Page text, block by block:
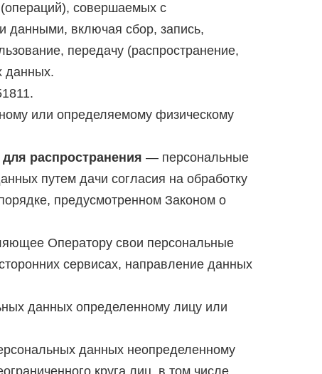
совершаемых с
данными, включая сбор, запись,
передачу (распространение,
данных.
или определяемому физическому
распространения — персональные
путем дачи согласия на обработку
предусмотренном Законом о
Оператору свои персональные
сервисах, направление данных
данных определенному лицу или
данных неопределенному
круга лиц, в том числе